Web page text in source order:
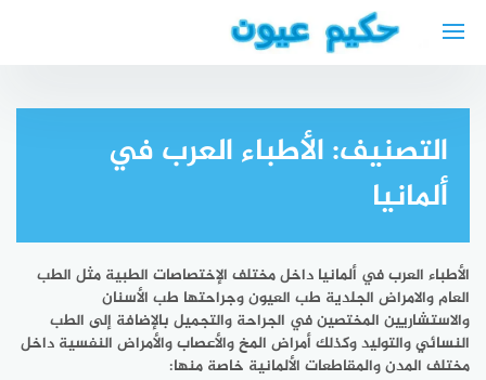
التصنيف:الأطباء العرب في
ألمانيا
الأطباء العرب في ألمانيا داخل مختلف الإختصاصات الطبية مثل الطب
العام والامراض الجلدية طب العيون وجراحتها طب الأسنان
والاستشاريين المختصين في الجراحة والتجميل بالإضافة إلى الطب
النسائي والتوليد وكذلك أمراض المخ والأعصاب والأمراض النفسية داخل
مختلف المدن والمقاطعات الألمانية خاصة منها: